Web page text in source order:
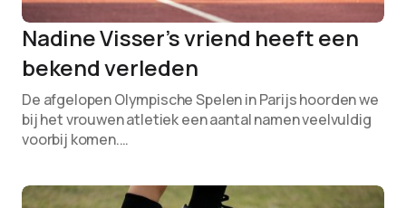
Nadine Visser’s vriend heeft een
bekend verleden
De afgelopen Olympische Spelen in Parijs hoorden we
bij het vrouwen atletiek een aantal namen veelvuldig
voorbij komen.…